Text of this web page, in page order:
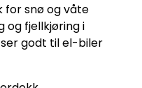
for snø og våte
og fjellkjøring i
godt til el-biler